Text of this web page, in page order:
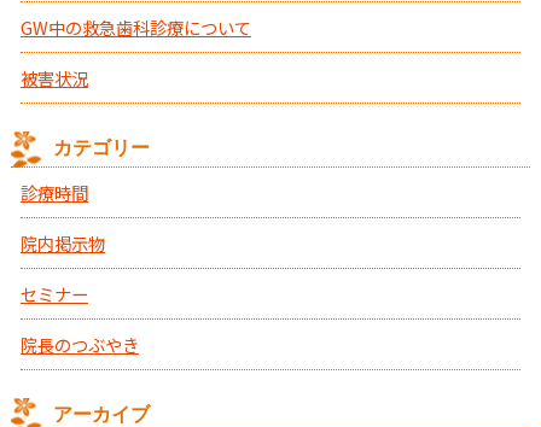
GW中の救急歯科診療について
被害状況
カテゴリー
診療時間
院内掲示物
セミナー
院長のつぶやき
アーカイブ